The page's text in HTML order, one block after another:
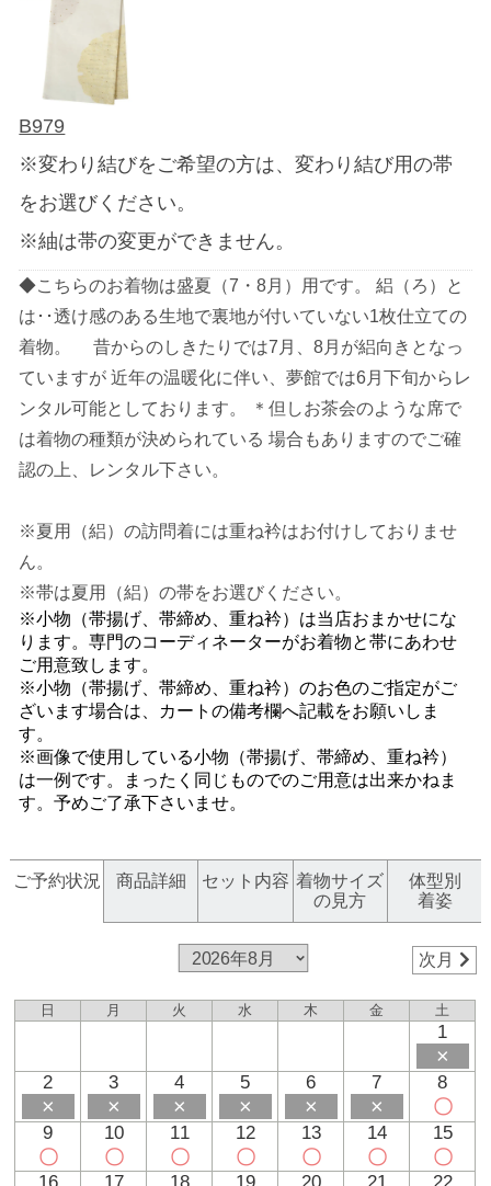
B979
※変わり結びをご希望の方は、変わり結び用の帯
をお選びください。
※紬は帯の変更ができません。
◆こちらのお着物は盛夏（7・8月）用です。 絽（ろ）と
は･･透け感のある生地で裏地が付いていない1枚仕立ての
着物。 昔からのしきたりでは7月、8月が絽向きとなっ
ていますが 近年の温暖化に伴い、夢館では6月下旬からレ
ンタル可能としております。 ＊但しお茶会のような席で
は着物の種類が決められている 場合もありますのでご確
認の上、レンタル下さい。
※夏用（絽）の訪問着には重ね衿はお付けしておりませ
ん。
※帯は夏用（絽）の帯をお選びください。
※小物（帯揚げ、帯締め、重ね衿）は当店おまかせにな
ります。専門のコーディネーターがお着物と帯にあわせ
ご用意致します。
※小物（帯揚げ、帯締め、重ね衿）のお色のご指定がご
ざいます場合は、カートの備考欄へ記載をお願いしま
す。
※画像で使用している小物（帯揚げ、帯締め、重ね衿）
は一例です。まったく同じものでのご用意は出来かねま
す。予めご了承下さいませ。
ご予約状況 商品詳細 セット内容 着物サイズ
の見方
体型別
着姿
次月
日 月 火 水 木 金 土
1
×
2
×
3
×
4
×
5
×
6
×
7
×
8
〇
9
〇
10
〇
11
〇
12
〇
13
〇
14
〇
15
〇